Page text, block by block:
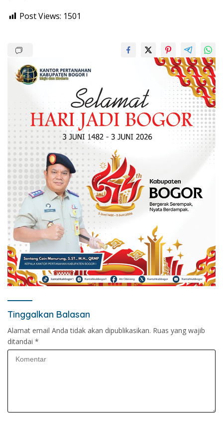
Post Views: 1501
Tinggalkan Balasan
Alamat email Anda tidak akan dipublikasikan. Ruas yang wajib
ditandai *